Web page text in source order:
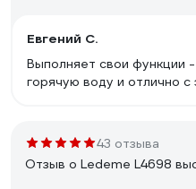
Eвгений С.
Выполняет свои функции
горячую воду и отлично с
43 отзыва
Отзыв о Ledeme L4698